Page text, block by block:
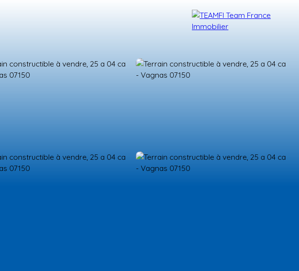
RECRUTEMENT TÉMOIGNAGES NOS FORMATIONS BLOG CONTACT